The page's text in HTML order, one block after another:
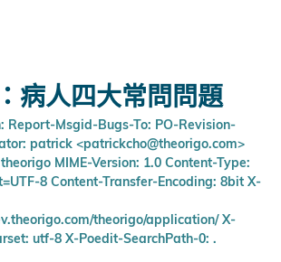
病人四大常問問題
Report-Msgid-Bugs-To: PO-Revision-
patrick <patrickcho@theorigo.com>
MIME-Version: 1.0 Content-Type:
8 Content-Transfer-Encoding: 8bit X-
theorigo/application/ X-
utf-8 X-Poedit-SearchPath-0: .